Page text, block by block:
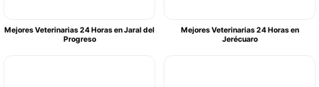
Mejores Veterinarias 24 Horas en Jaral del
Progreso
Mejores Veterinarias 24 Horas en
Jerécuaro